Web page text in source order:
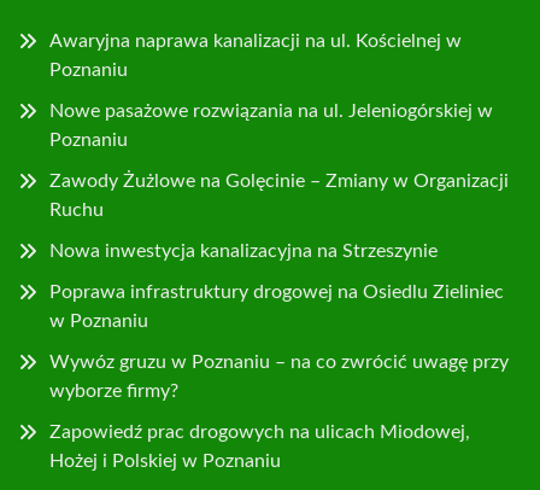
Awaryjna naprawa kanalizacji na ul. Kościelnej w
Poznaniu
Nowe pasażowe rozwiązania na ul. Jeleniogórskiej w
Poznaniu
Zawody Żużlowe na Golęcinie – Zmiany w Organizacji
Ruchu
Nowa inwestycja kanalizacyjna na Strzeszynie
Poprawa infrastruktury drogowej na Osiedlu Zieliniec
w Poznaniu
Wywóz gruzu w Poznaniu – na co zwrócić uwagę przy
wyborze firmy?
Zapowiedź prac drogowych na ulicach Miodowej,
Hożej i Polskiej w Poznaniu